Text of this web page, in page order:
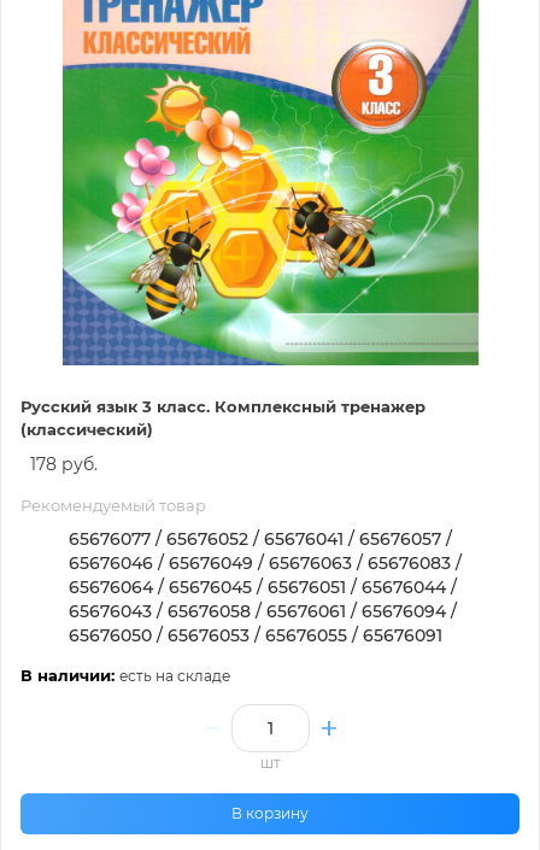
Русский язык 3 класс. Комплексный тренажер
(классический)
178 руб.
Рекомендуемый товар
65676077 / 65676052 / 65676041 / 65676057 /
65676046 / 65676049 / 65676063 / 65676083 /
65676064 / 65676045 / 65676051 / 65676044 /
65676043 / 65676058 / 65676061 / 65676094 /
65676050 / 65676053 / 65676055 / 65676091
В наличии: есть на складе
шт
В корзину